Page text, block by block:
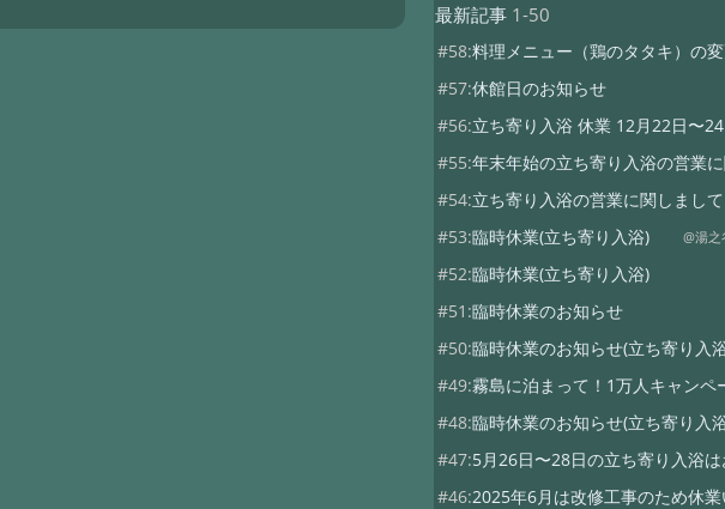
最新記事1-50
#58:料理メニュー（鶏のタタキ）の
#57:休館日のお知らせ
#56:立ち寄り入浴 休業 12月22日〜
#55:年末年始の立ち寄り入浴の営業
#54:立ち寄り入浴の営業に関しまして
#53:臨時休業(立ち寄り入浴) @湯
#52:臨時休業(立ち寄り入浴)
#51:臨時休業のお知らせ
#50:臨時休業のお知らせ(立ち寄り入
#49:霧島に泊まって！1万人キャンペ
#48:臨時休業のお知らせ(立ち寄り入
#47:5月26日〜28日の立ち寄り入浴は
#46:2025年6月は改修工事のため休業